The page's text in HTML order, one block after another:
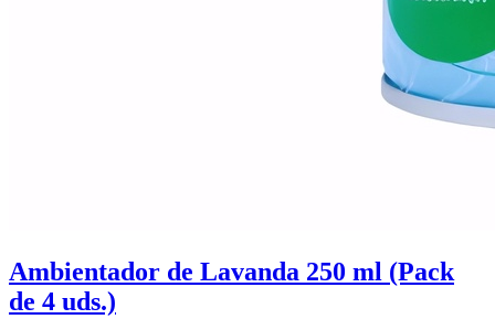
Ambientador de Lavanda 250 ml (Pack
de 4 uds.)